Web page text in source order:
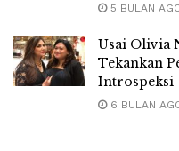
5 BULAN
Usai Olivia
Tekankan
Introspeksi
6 BULAN